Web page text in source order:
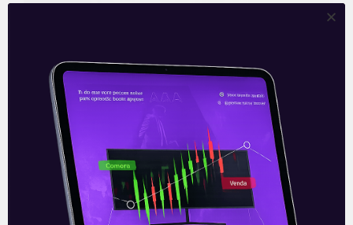
Clima político piora
perspectivas para a
economia
A política continua contaminando a
economia, que já convive com grandes
desafios. As manifestações de 7 de